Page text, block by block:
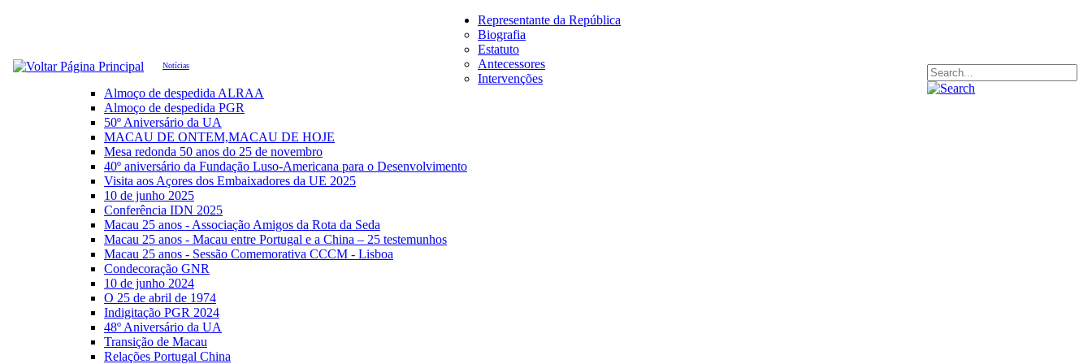
Notícias
Representante da República
Biografia
Estatuto
Antecessores
Intervenções
Almoço de despedida ALRAA
Almoço de despedida PGR
50º Aniversário da UA
MACAU DE ONTEM,MACAU DE HOJE
Mesa redonda 50 anos do 25 de novembro
40º aniversário da Fundação Luso-Americana para o Desenvolvimento
Visita aos Açores dos Embaixadores da UE 2025
10 de junho 2025
Conferência IDN 2025
Macau 25 anos - Associação Amigos da Rota da Seda
Macau 25 anos - Macau entre Portugal e a China – 25 testemunhos
Macau 25 anos - Sessão Comemorativa CCCM - Lisboa
Condecoração GNR
10 de junho 2024
O 25 de abril de 1974
Indigitação PGR 2024
48º Aniversário da UA
Transição de Macau
Relações Portugal China